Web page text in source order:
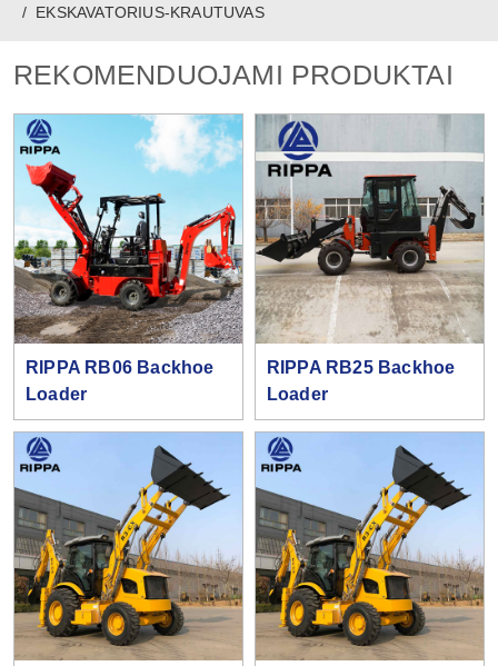
EKSKAVATORIUS-KRAUTUVAS
REKOMENDUOJAMI PRODUKTAI
RIPPA RB06 Backhoe
Loader
RIPPA RB25 Backhoe
Loader